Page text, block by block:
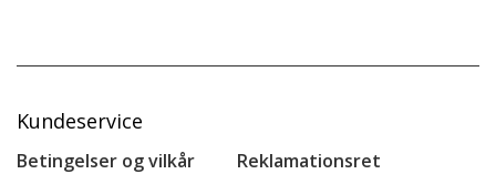
Kundeservice
Betingelser og vilkår
Reklamationsret